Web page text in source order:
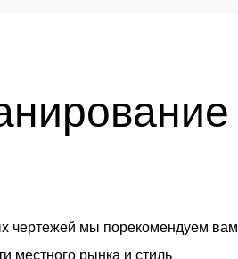
чертежей мы порекомендуем вам
местного рынка и стиль